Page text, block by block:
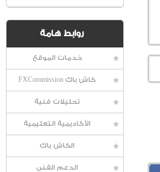
روابط هامة
خدمات الموقع
كاش باك FXCommission
تحليلات فنية
الأكاديمية التعليمية
الكاش باك
الدعم الفنى